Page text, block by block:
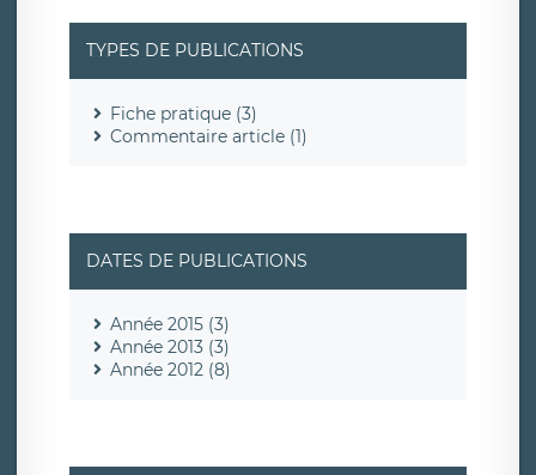
TYPES DE PUBLICATIONS
Fiche pratique (3)
Commentaire article (1)
DATES DE PUBLICATIONS
Année 2015 (3)
Année 2013 (3)
Année 2012 (8)